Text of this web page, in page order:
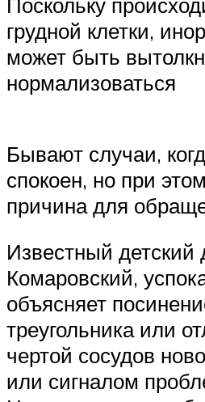
грудной клетки,
может быть
нормализоваться
Бывают случаи,
спокоен, но при
причина для
Известный детский
Комаровский,
объясняет
треугольника или
чертой сосудов
или сигналом